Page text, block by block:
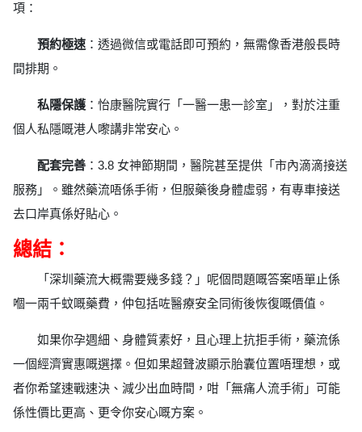
項：
預約極速 ：透過微信或電話即可預約，無需像香港般長時
間排期。
私隱保護 ：怡康醫院實行「一醫一患一診室」，對於注重
個人私隱嘅港人嚟講非常安心。
配套完善 ：3.8 女神節期間，醫院甚至提供「市內滴滴接送
服務」。雖然藥流唔係手術，但服藥後身體虛弱，有專車接送
去口岸真係好貼心。
總結：
「深圳藥流大概需要幾多錢？」呢個問題嘅答案唔單止係
嗰一兩千蚊嘅藥費，仲包括咗醫療安全同術後恢復嘅價值。
如果你孕週細、身體質素好，且心理上抗拒手術，藥流係
一個經濟實惠嘅選擇。但如果超聲波顯示胎囊位置唔理想，或
者你希望速戰速決、減少出血時間，咁「無痛人流手術」可能
係性價比更高、更令你安心嘅方案。